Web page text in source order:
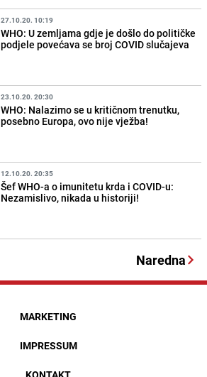
27.10.20. 10:19
WHO: U zemljama gdje je došlo do političke
podjele povećava se broj COVID slučajeva
23.10.20. 20:30
WHO: Nalazimo se u kritičnom trenutku,
posebno Europa, ovo nije vježba!
12.10.20. 20:35
Šef WHO-a o imunitetu krda i COVID-u:
Nezamislivo, nikada u historiji!
Naredna
MARKETING
IMPRESSUM